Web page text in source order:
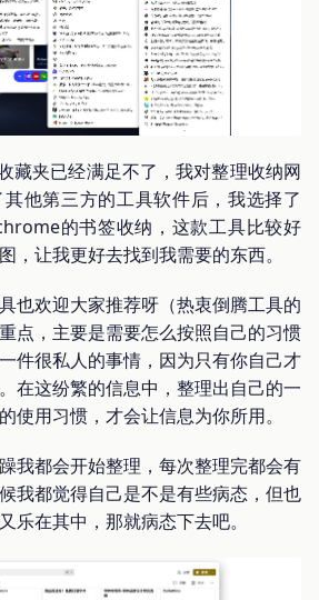
藏夹已经满足不了，我对整理收纳网
他第三方的工具软件后，我选择了
的书签收纳，这款工具比较好
，让我更好去找到我需要的东西。
也欢迎大家推荐呀（热衷倒腾工具的
点，主要是需要怎么按照自己的习惯
件很私人的事情，因为只有你自己才
在这纷繁的信息中，整理出自己的一
使用习惯，才会让信息为你所用。
我都会开始整理，每次整理完都会有
我都觉得自己是不是有些病态，但也
乐在其中，那就病态下去吧。